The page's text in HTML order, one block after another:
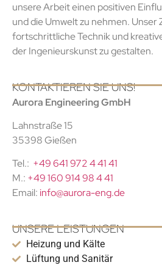
unsere Arbeit einen positiven
und die Umwelt zu nehmen. Unser
fortschrittliche Technik und
der Ingenieurskunst zu gestalten.
KONTAKTIEREN SIE UNS!
Aurora Engineering GmbH
Lahnstraße 15
35398 Gießen
Tel.: +49 641 972 4 41 41
M.: +49 160 914 98 4 41
Email: info@aurora-eng.de
UNSERE LEISTUNGEN
Heizung und Kälte
Lüftung und Sanitär